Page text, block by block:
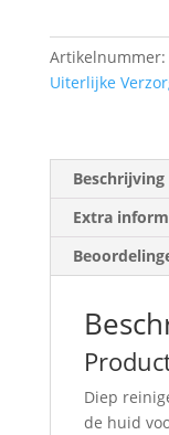
Artikelnummer:
Uiterlijke
Beschrijving
Extra
Diep
de huid